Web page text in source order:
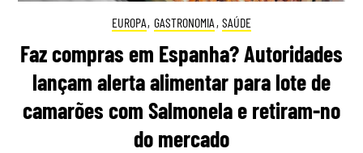
EUROPA, GASTRONOMIA , SAÚDE
Faz compras em Espanha? Autoridades
lançam alerta alimentar para lote de
camarões com Salmonela e retiram-no
do mercado